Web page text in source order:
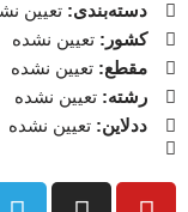
دسته‌بندی: تعیین
کشور: تعیین نشده
مقطع: تعیین نشده
رشته: تعیین نشده
ددلاین: تعیین نشده